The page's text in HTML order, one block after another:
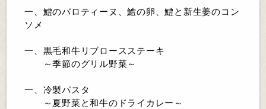
一、鱧のバロティーヌ、鱧の卵、鱧と新生姜のコン
ソメ
一、黒毛和牛リブロースステーキ
～季節のグリル野菜～
一、冷製パスタ
～夏野菜と和牛のドライカレー～